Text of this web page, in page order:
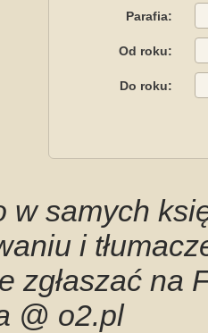
Parafia:
Od roku:
Do roku:
w samych
i
zgłaszać na
@ o2.pl